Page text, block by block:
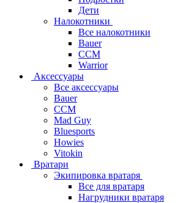
Дети
Налокотники
Все налокотники
Bauer
CCM
Warrior
Аксессуары
Все аксессуары
Bauer
CCM
Mad Guy
Bluesports
Howies
Vitokin
Вратари
Экипировка вратаря
Все для вратаря
Нагрудники вратаря